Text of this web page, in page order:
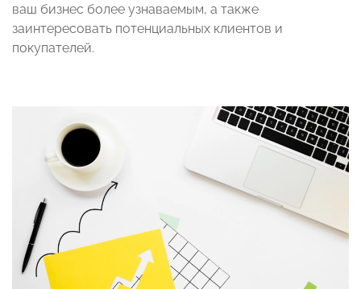
ваш бизнес более узнаваемым, а также
заинтересовать потенциальных клиентов и
покупателей.